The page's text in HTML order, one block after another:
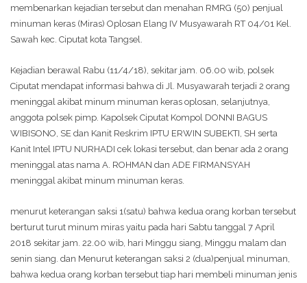
membenarkan kejadian tersebut dan menahan RMRG (50) penjual
minuman keras (Miras) Oplosan Elang IV Musyawarah RT 04/01 Kel.
Sawah kec. Ciputat kota Tangsel.
Kejadian berawal Rabu (11/4/18), sekitar jam. 06.00 wib, polsek
Ciputat mendapat informasi bahwa di Jl. Musyawarah terjadi 2 orang
meninggal akibat minum minuman keras oplosan, selanjutnya,
anggota polsek pimp. Kapolsek Ciputat Kompol DONNI BAGUS
WIBISONO, SE dan Kanit Reskrim IPTU ERWIN SUBEKTI, SH serta
Kanit Intel IPTU NURHADI cek lokasi tersebut, dan benar ada 2 orang
meninggal atas nama A. ROHMAN dan ADE FIRMANSYAH
meninggal akibat minum minuman keras.
menurut keterangan saksi 1(satu) bahwa kedua orang korban tersebut
berturut turut minum miras yaitu pada hari Sabtu tanggal 7 April
2018 sekitar jam. 22.00 wib, hari Minggu siang, Minggu malam dan
senin siang. dan Menurut keterangan saksi 2 (dua)penjual minuman,
bahwa kedua orang korban tersebut tiap hari membeli minuman jenis